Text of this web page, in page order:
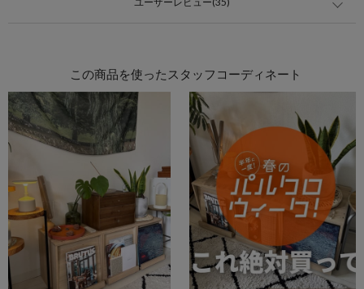
この商品を使ったスタッフコーディネート